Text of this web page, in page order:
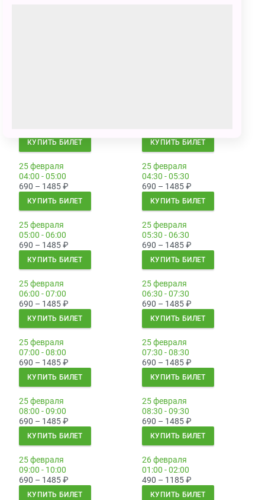
КУПИТЬ БИЛЕТ КУПИТЬ БИЛЕТ
25 февраля
04:00 - 05:00
690 – 1485₽
КУПИТЬ БИЛЕТ
25 февраля
04:30 - 05:30
690 – 1485₽
КУПИТЬ БИЛЕТ
25 февраля
05:00 - 06:00
690 – 1485₽
КУПИТЬ БИЛЕТ
25 февраля
05:30 - 06:30
690 – 1485₽
КУПИТЬ БИЛЕТ
25 февраля
06:00 - 07:00
690 – 1485₽
КУПИТЬ БИЛЕТ
25 февраля
06:30 - 07:30
690 – 1485₽
КУПИТЬ БИЛЕТ
25 февраля
07:00 - 08:00
690 – 1485₽
КУПИТЬ БИЛЕТ
25 февраля
07:30 - 08:30
690 – 1485₽
КУПИТЬ БИЛЕТ
25 февраля
08:00 - 09:00
690 – 1485₽
КУПИТЬ БИЛЕТ
25 февраля
08:30 - 09:30
690 – 1485₽
КУПИТЬ БИЛЕТ
25 февраля
09:00 - 10:00
690 – 1485₽
КУПИТЬ БИЛЕТ
26 февраля
01:00 - 02:00
490 – 1185₽
КУПИТЬ БИЛЕТ